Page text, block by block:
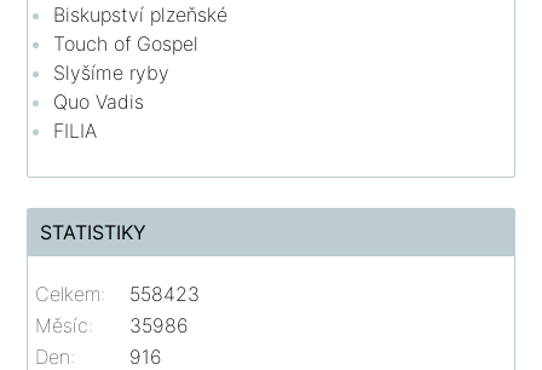
Biskupství plzeňské
Touch of Gospel
Slyšíme ryby
Quo Vadis
FILIA
STATISTIKY
Celkem:
558423
Měsíc:
35986
Den:
916